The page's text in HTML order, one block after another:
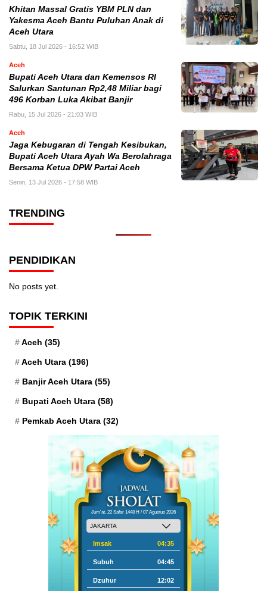
Khitan Massal Gratis YBM PLN dan
Yakesma Aceh Bantu Puluhan Anak di
Aceh Utara
Sabtu, 18 Jul 2026 - 16:52 WIB
Aceh
Bupati Aceh Utara dan Kemensos RI
Salurkan Santunan Rp2,48 Miliar bagi
496 Korban Luka Akibat Banjir
Rabu, 15 Jul 2026 - 21:03 WIB
Aceh
Jaga Kebugaran di Tengah Kesibukan,
Bupati Aceh Utara Ayah Wa Berolahraga
Bersama Ketua DPW Partai Aceh
Senin, 13 Jul 2026 - 17:58 WIB
TRENDING
PENDIDIKAN
No posts yet.
TOPIK TERKINI
Aceh (35)
Aceh Utara (196)
Banjir Aceh Utara (55)
Bupati Aceh Utara (58)
Pemkab Aceh Utara (32)
Jum'at, 22 Safar 1448 H / 07 Agustus 2026
Imsak 04:35
Subuh 04:45
Dzuhur 12:02